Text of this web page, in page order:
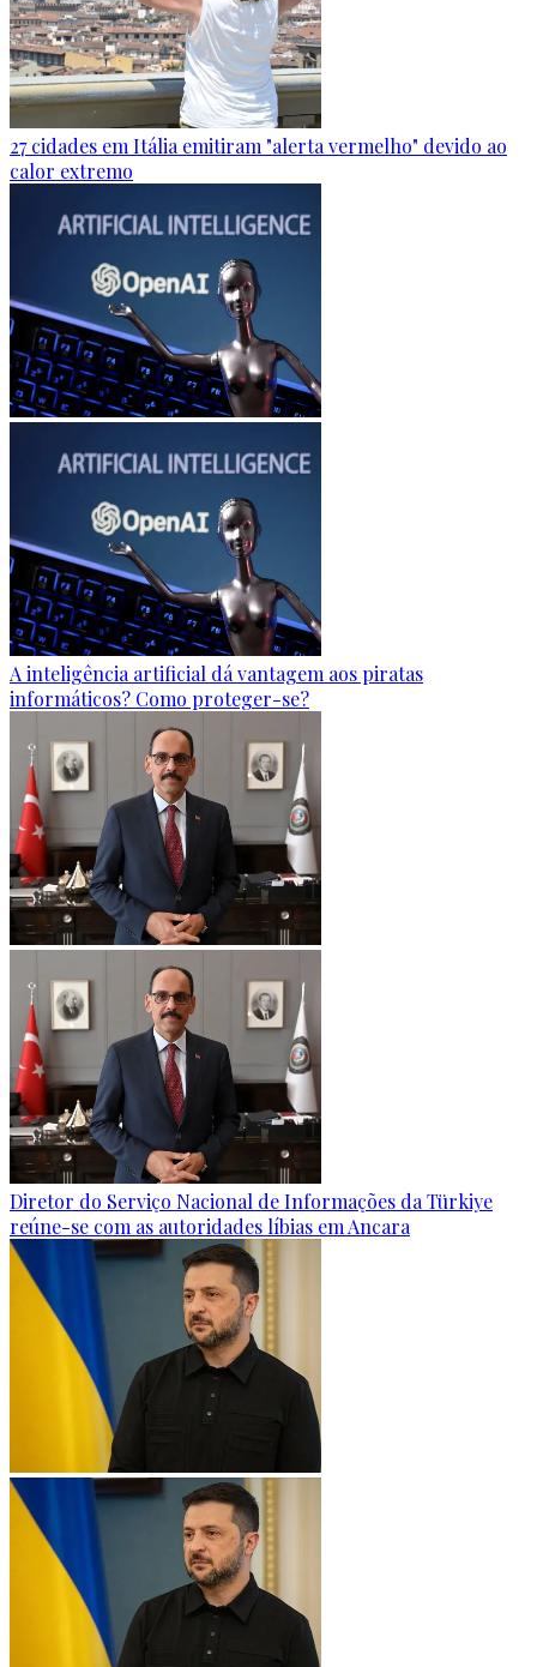
27 cidades em Itália emitiram "alerta vermelho" devido ao
calor extremo
A inteligência artificial dá vantagem aos piratas
informáticos? Como proteger-se?
Diretor do Serviço Nacional de Informações da Türkiye
reúne-se com as autoridades líbias em Ancara